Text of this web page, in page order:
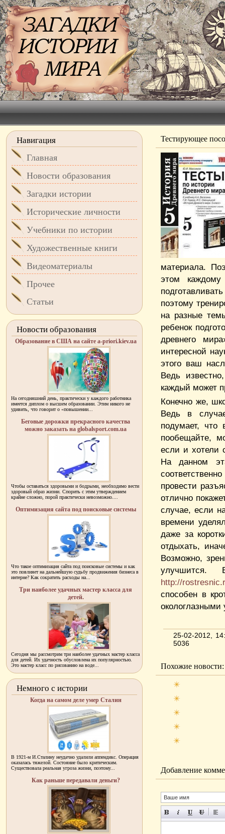
Тестирующее
материала.
этом
поэтому
на разные
ребенок
древнего
интересной
этого ваш
Ведь
каждый может
Конечно же,
Ведь в
подумает, что
пообещайте,
если и хотели
На данном
провести
отлично
случае, если
времени
даже за
отдыхать,
Возможно,
http://
способен в
25-02-2012,
5036
Похожие новости:
Добавление
Навигация
Главная
Новости образования
Загадки истории
Исторические личности
Учебники по истории
Художественные книги
Видеоматериалы
Прочее
Статьи
Новости образования
Образование в США на сайте a-priori.kiev.ua
На сегодняшний день, практически у каждого работника
имеется диплом о высшем образовании. Этим никого не
удивить, что говорит о «повышении...
Беговые дорожки прекрасного качества
можно заказать на globalsport.com.ua
Чтобы оставаться здоровыми и бодрыми, необходимо вести
здоровый образ жизни. Спорить с этим утверждением
крайне сложно, порой практически невозможно....
Оптимизация сайта под поисковые системы
Что такое оптимизация сайта под поисковые системы и как
это повлияет на дальнейшую судьбу продвижения бизнеса в
интерне? Как сократить расходы на...
Три наиболее удачных мастер класса для
детей.
Сегодня мы рассмотрим три наиболее удачных мастер класса
для детей. Их удачность обусловлена их популярностью.
Это мастер класс по рисованию на воде...
Немного с истории
Когда на самом деле умер Сталин
В 1921-м И.Сталину неудачно удалили аппендикс. Операция
оказалась тяжелой. Состояние было критическим.
Существовала реальная угроза жизни, поэтому...
Как раньше передавали деньги?